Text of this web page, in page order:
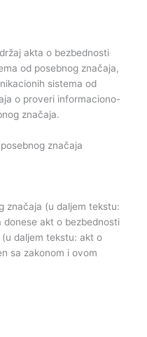
akta o bezbednosti
od posebnog značaja,
sistema od
o proveri informaciono-
značaja.
značaja
značaja (u daljem tekstu:
donese akt o bezbednosti
daljem tekstu: akt o
sa zakonom i ovom